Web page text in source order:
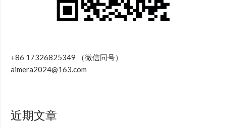
+86 17326825349 （微信同号）
aimera2024@163.com
近期文章